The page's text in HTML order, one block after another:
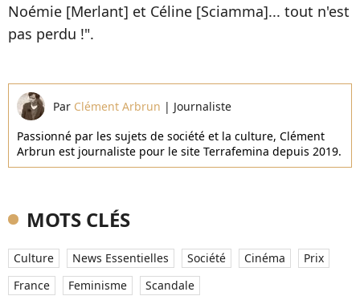
Noémie [Merlant] et Céline [Sciamma]... tout n'est
pas perdu !".
Par Clément Arbrun | Journaliste
Passionné par les sujets de société et la culture, Clément
Arbrun est journaliste pour le site Terrafemina depuis 2019.
MOTS CLÉS
Culture News Essentielles Société Cinéma
Prix
France
Feminisme Scandale